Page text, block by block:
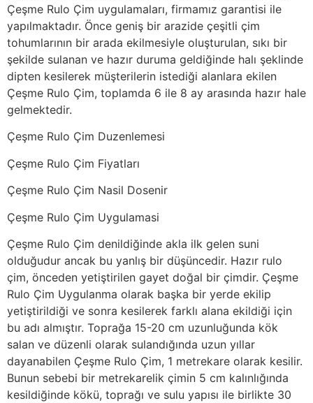
Çeşme Rulo Çim uygulamaları, firmamız garantisi ile
yapılmaktadır. Önce geniş bir arazide çeşitli çim
tohumlarının bir arada ekilmesiyle oluşturulan, sıkı bir
şekilde sulanan ve hazır duruma geldiğinde halı şeklinde
dipten kesilerek müşterilerin istediği alanlara ekilen
Çeşme Rulo Çim, toplamda 6 ile 8 ay arasında hazır hale
gelmektedir.
Çeşme Rulo Çim Duzenlemesi
Çeşme Rulo Çim Fiyatları
Çeşme Rulo Çim Nasil Dosenir
Çeşme Rulo Çim Uygulamasi
Çeşme Rulo Çim denildiğinde akla ilk gelen suni
olduğudur ancak bu yanlış bir düşüncedir. Hazır rulo
çim, önceden yetiştirilen gayet doğal bir çimdir. Çeşme
Rulo Çim Uygulanma olarak başka bir yerde ekilip
yetiştirildiği ve sonra kesilerek farklı alana ekildiği için
bu adı almıştır. Toprağa 15-20 cm uzunluğunda kök
salan ve düzenli olarak sulandığında uzun yıllar
dayanabilen Çeşme Rulo Çim, 1 metrekare olarak kesilir.
Bunun sebebi bir metrekarelik çimin 5 cm kalınlığında
kesildiğinde kökü, toprağı ve sulu yapısı ile birlikte 30